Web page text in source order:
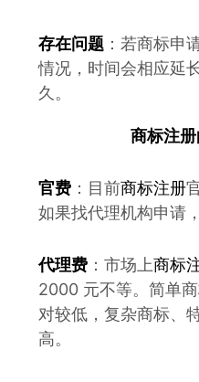
存在问题 ：若商标申
情况，时间会相应延
久。
商标注册
官费 ：目前商标注册
如果找代理机构申请
代理费 ：市场上商标
2000 元不等。简单
对较低，复杂商标、
高。